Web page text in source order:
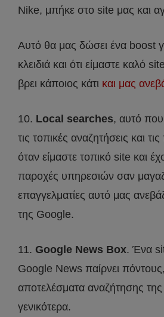
Nike, μπήκε στο site μας και
Αυτό θα μας δώσει ένα boost γι
κλειδιά και ότι είμαστε καλό
βρει κάποιος κάτι και μας
10. Local searches, αυτό που
τις τοπικές αναζητήσεις και
όταν είμαστε τοπικό site και
παροχές υπηρεσιών σαν
επαγγελματίες αυτό μας
της Google.
11. Google News Box. Ένα
Google News παίρνει
αποτελέσματα αναζήτησης
γενικότερα.